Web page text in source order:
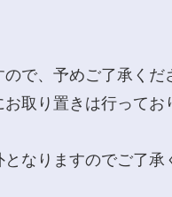
で、予めご了承くだ
取り置きは行ってお
なりますのでご了承